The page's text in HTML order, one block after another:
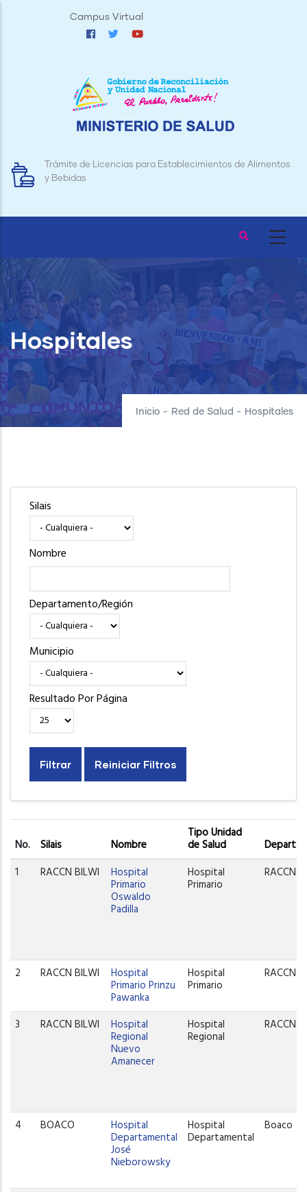
Campus Virtual
Trámite de Licencias para Establecimientos de Alimentos
y Bebidas
Hospitales
Inicio - Red de Salud - Hospitales
Silais
Nombre
Departamento/Región
Municipio
Resultado Por Página
No. Silais Nombre
Tipo Unidad
de Salud
1
RACCN BILWI Hospital
Primario
Oswaldo
Padilla
Hospital
Primario
RACCN
2 RACCN BILWI Hospital
Primario Prinzu
Pawanka
Hospital
Primario
RACCN
3 RACCN BILWI Hospital
Regional
Nuevo
Amanecer
Hospital
Regional
RACCN
4 BOACO Hospital
Departamental
José
Nieborowsky
Hospital
Departamental
Boaco